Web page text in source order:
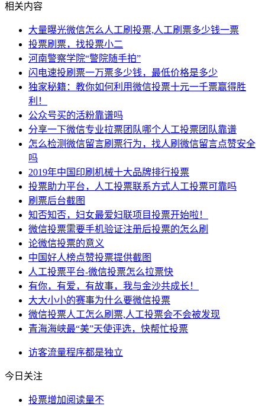
相关内容
大量曝光微信怎么人工刷投票,人工刷票多少钱一票
投票刷票，找投票小二
河南警察学院“警院随手拍”
闪电速投刷票一万票多少钱，最低价格是多少
独家秘籍：教你如何利用微信投票十元一千票赢得胜
利！
公众号买的活粉靠谱吗
分享一下微信专业拉票团队哪个人工投票团队靠谱
怎么检测微信留言刷票行为，找人刷微信留言点赞安全
吗
2019年中国印刷机械十大品牌排行投票
投票助力平台，人工投票联系方式人工投票可靠吗
刷票后台截图
知否知否，妇女最爱妇联项目投票开始啦！
微信投票需要手机验证注册后投票的怎么刷
论微信投票的意义
中国好人榜点赞投票提供截图
人工投票平台-微信投票怎么拉票快
有你，有爱，有故事，我与金沙共成长！
大大小小的赛事为什么要微信投票
微信投票人工怎么刷票,人工投票会不会被发现
青海海峡最“美”天使评选，快帮忙投票
访客流量程序都是独立
今日关注
投票增加阅读量不